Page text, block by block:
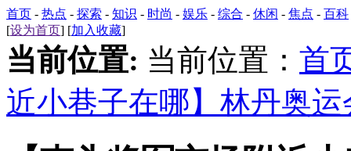
首页 - 热点 - 探索 - 知识 - 时尚 - 娱乐 - 综合 - 休闲 - 焦点 - 百科
[设为首页] [加入收藏]
当前位置: 当前位置： 首
近小巷子在哪】林丹奥运